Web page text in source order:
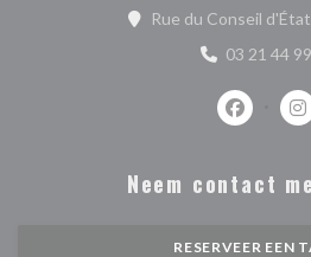
Rue du Conseil
03 21 44
Neem contact
RESERVEER EEN